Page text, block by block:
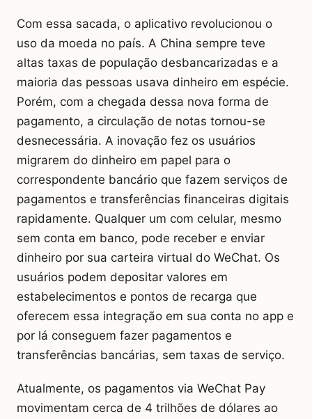
Com essa sacada, o aplicativo revolucionou o
uso da moeda no país. A China sempre teve
altas taxas de população desbancarizadas e a
maioria das pessoas usava dinheiro em espécie.
Porém, com a chegada dessa nova forma de
pagamento, a circulação de notas tornou-se
desnecessária. A inovação fez os usuários
migrarem do dinheiro em papel para o
correspondente bancário que fazem serviços de
pagamentos e transferências financeiras digitais
rapidamente. Qualquer um com celular, mesmo
sem conta em banco, pode receber e enviar
dinheiro por sua carteira virtual do WeChat. Os
usuários podem depositar valores em
estabelecimentos e pontos de recarga que
oferecem essa integração em sua conta no app e
por lá conseguem fazer pagamentos e
transferências bancárias, sem taxas de serviço.
Atualmente, os pagamentos via WeChat Pay
movimentam cerca de 4 trilhões de dólares ao